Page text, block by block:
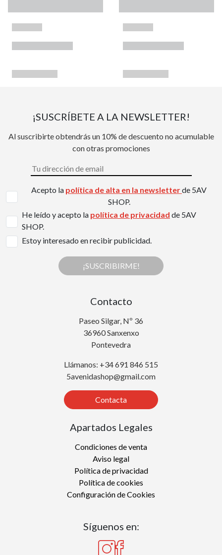
¡SUSCRÍBETE A LA NEWSLETTER!
Al suscribirte obtendrás un 10% de descuento no acumulable
con otras promociones
Acepto la política de alta en la newsletterde 5AV
SHOP.
He leído y acepto la política de privacidad de 5AV
SHOP.
Estoy interesado en recibir publicidad.
¡SUSCRIBIRME!
Contacto
Paseo Silgar, Nº 36
36960 Sanxenxo
Pontevedra
Llámanos: +34 691 846 515
5avenidashop@gmail.com
Contacta
Apartados Legales
Condiciones de venta
Aviso legal
Política de privacidad
Política de cookies
Configuración de Cookies
Síguenos en: